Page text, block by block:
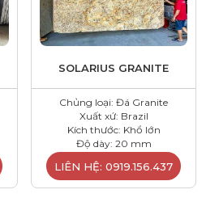
SOLARIUS GRANITE
Chủng loại: Đá Granite
Xuất xứ: Brazil
Kích thước: Khổ lớn
Độ dày: 20 mm
LIÊN HỆ: 0919.156.437